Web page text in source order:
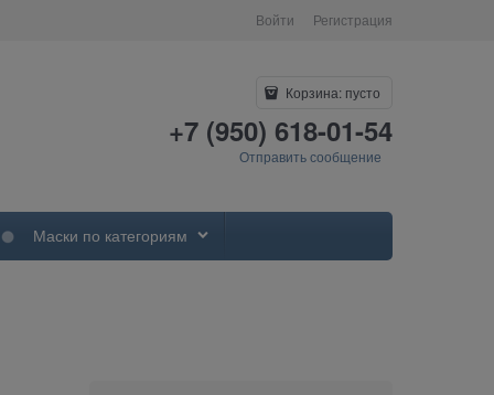
Войти Регистрация
Корзина: пусто
+7 (950) 618-01-54
Отправить сообщение
Маски по категориям